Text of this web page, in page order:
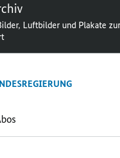
Luftbilder und Plakate